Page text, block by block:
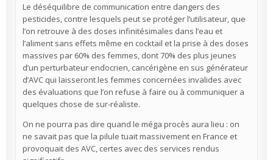
Le déséquilibre de communication entre dangers des
pesticides, contre lesquels peut se protéger l’utilisateur, que
l’on retrouve à des doses infinitésimales dans l’eau et
l’aliment sans effets même en cocktail et la prise à des doses
massives par 60% des femmes, dont 70% des plus jeunes
d’un perturbateur endocrien, cancérigène en sus générateur
d’AVC qui laisseront les femmes concernées invalides avec
des évaluations que l’on refuse à faire ou à communiquer a
quelques chose de sur-réaliste.
On ne pourra pas dire quand le méga procès aura lieu : on
ne savait pas que la pilule tuait massivement en France et
provoquait des AVC, certes avec des services rendus